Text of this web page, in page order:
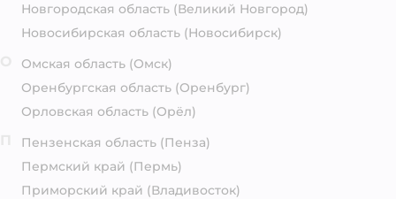
Новгородская область (Великий Новгород)
Новосибирская область (Новосибирск)
Омская область (Омск)
Оренбургская область (Оренбург)
Орловская область (Орёл)
Пензенская область (Пенза)
Пермский край (Пермь)
Приморский край (Владивосток)